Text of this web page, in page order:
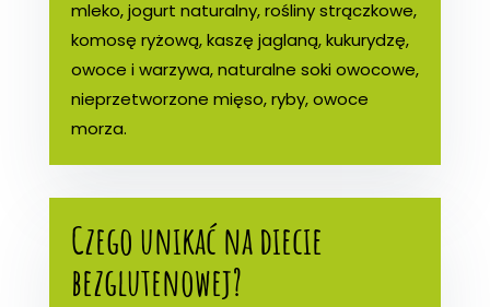
mleko, jogurt naturalny, rośliny strączkowe,
komosę ryżową, kaszę jaglaną, kukurydzę,
owoce i warzywa, naturalne soki owocowe,
nieprzetworzone mięso, ryby, owoce
morza.
Czego unikać na diecie
bezglutenowej?